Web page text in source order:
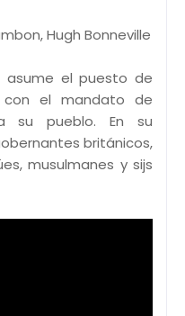
Hugh Bonneville
asume el puesto de
el mandato de
su pueblo. En su
británicos,
musulmanes y sijs